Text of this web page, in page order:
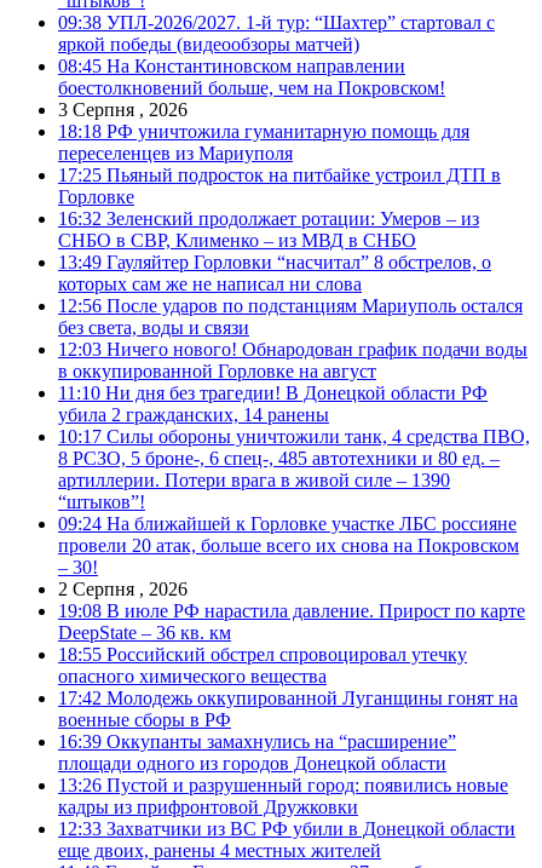
09:38 УПЛ-2026/2027. 1-й тур: “Шахтер” стартовал с
яркой победы (видеообзоры матчей)
08:45 На Константиновском направлении
боестолкновений больше, чем на Покровском!
3 Серпня , 2026
18:18 РФ уничтожила гуманитарную помощь для
переселенцев из Мариуполя
17:25 Пьяный подросток на питбайке устроил ДТП в
Горловке
16:32 Зеленский продолжает ротации: Умеров – из
СНБО в СВР, Клименко – из МВД в СНБО
13:49 Гауляйтер Горловки “насчитал” 8 обстрелов, о
которых сам же не написал ни слова
12:56 После ударов по подстанциям Мариуполь остался
без света, воды и связи
12:03 Ничего нового! Обнародован график подачи воды
в оккупированной Горловке на август
11:10 Ни дня без трагедии! В Донецкой области РФ
убила 2 гражданских, 14 ранены
10:17 Силы обороны уничтожили танк, 4 средства ПВО,
8 РСЗО, 5 броне-, 6 спец-, 485 автотехники и 80 ед. –
артиллерии. Потери врага в живой силе – 1390
“штыков”!
09:24 На ближайшей к Горловке участке ЛБС россияне
провели 20 атак, больше всего их снова на Покровском
– 30!
2 Серпня , 2026
19:08 В июле РФ нарастила давление. Прирост по карте
DeepState – 36 кв. км
18:55 Российский обстрел спровоцировал утечку
опасного химического вещества
17:42 Молодежь оккупированной Луганщины гонят на
военные сборы в РФ
16:39 Оккупанты замахнулись на “расширение”
площади одного из городов Донецкой области
13:26 Пустой и разрушенный город: появились новые
кадры из прифронтовой Дружковки
12:33 Захватчики из ВС РФ убили в Донецкой области
еще двоих, ранены 4 местных жителей